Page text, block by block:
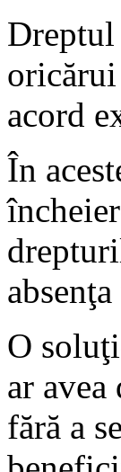
acord
În
O
ar
fără a